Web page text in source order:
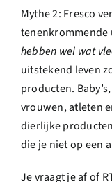
Mythe 2: Fresco
tenenkrommende
hebben wel wat
uitstekend leven
producten.
vrouwen, atleten
dierlijke
die je niet op een
Je vraagt je af of